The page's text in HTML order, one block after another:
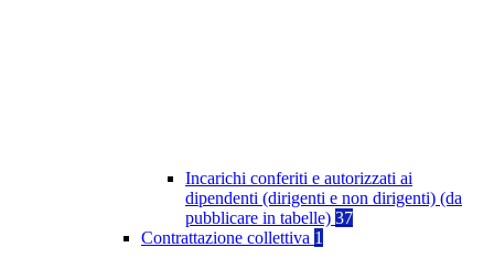
Incarichi conferiti e autorizzati ai
dipendenti (dirigenti e non dirigenti) (da
pubblicare in tabelle) 37
Contrattazione collettiva 1